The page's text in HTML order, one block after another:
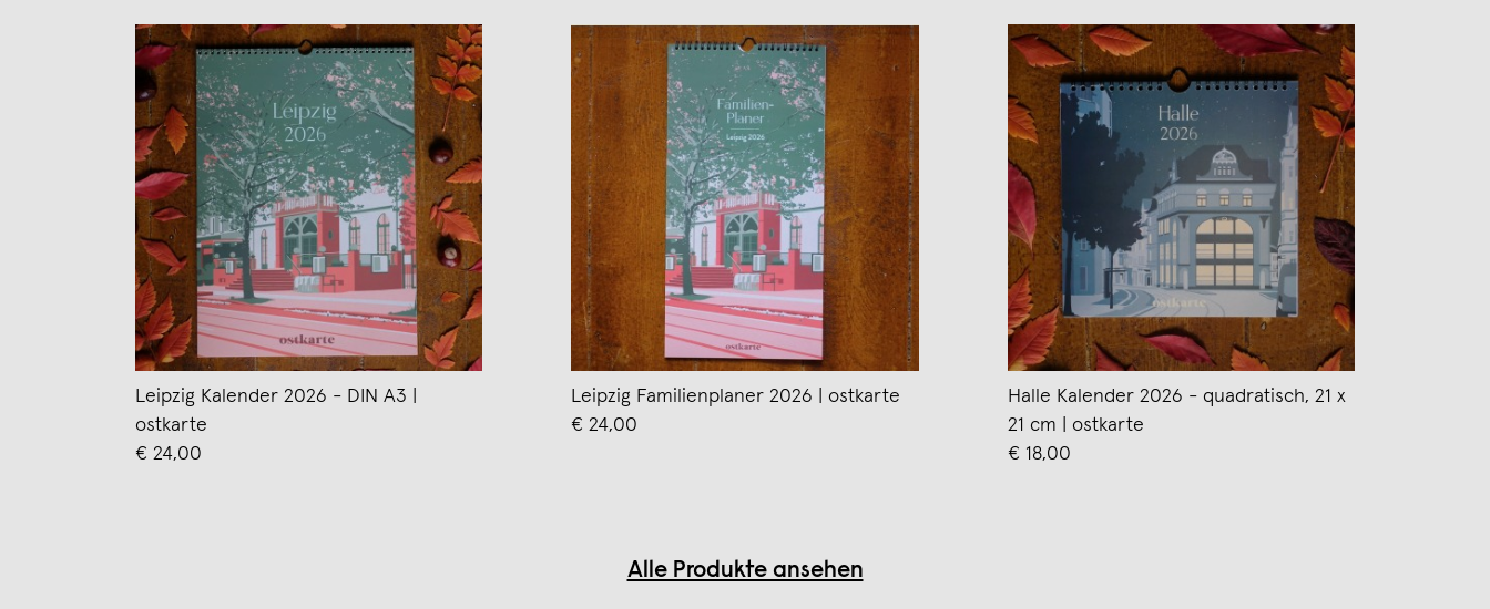
Leipzig Kalender 2026 - DIN A3 |
ostkarte
€ 24,00
Leipzig Familienplaner 2026 | ostkarte
€ 24,00
Halle Kalender 2026 - quadratisch, 21 x
21 cm | ostkarte
€ 18,00
Alle Produkte ansehen